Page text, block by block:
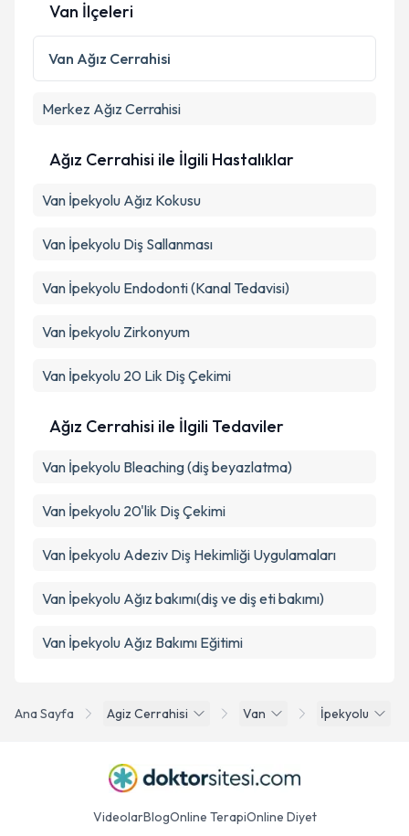
Ana Sayfa Agiz Cerrahisi Van İpekyolu
Van İlçeleri
Van Ağız Cerrahisi
Merkez Ağız Cerrahisi
Ağız Cerrahisi ile İlgili Hastalıklar
Van İpekyolu Ağız Kokusu
Van İpekyolu Diş Sallanması
Van İpekyolu Endodonti (Kanal Tedavisi)
Van İpekyolu Zirkonyum
Van İpekyolu 20 Lik Diş Çekimi
Ağız Cerrahisi ile İlgili Tedaviler
Van İpekyolu Bleaching (diş beyazlatma)
Van İpekyolu 20'lik Diş Çekimi
Van İpekyolu Adeziv Diş Hekimliği Uygulamaları
Van İpekyolu Ağız bakımı(diş ve diş eti bakımı)
Van İpekyolu Ağız Bakımı Eğitimi
VideolarBlogOnline TerapiOnline Diyet